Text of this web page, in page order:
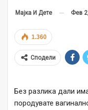
Мајка И Дете Фев
1.360
Сподели
Без разлика дали
породувате